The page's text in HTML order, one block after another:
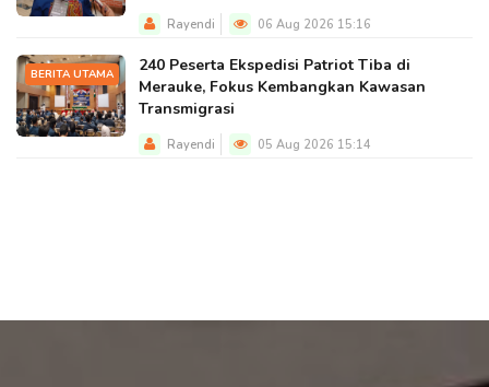
Rayendi 06 Aug 2026 15:16
BERITA UTAMA
240 Peserta Ekspedisi Patriot Tiba di
Merauke, Fokus Kembangkan Kawasan
Transmigrasi
Rayendi 05 Aug 2026 15:14